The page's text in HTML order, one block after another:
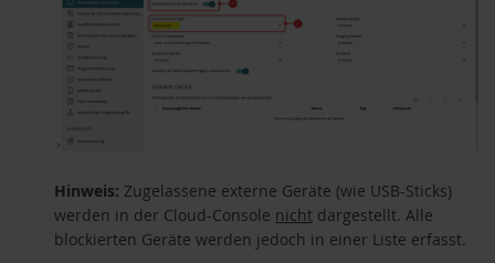
Hinweis: Zugelassene externe Geräte (wie USB-Sticks)
werden in der Cloud-Console nicht dargestellt. Alle
blockierten Geräte werden jedoch in einer Liste erfasst.